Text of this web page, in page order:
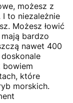
możesz z
I to niezależnie
Możesz łowić
bardzo
nawet 400
bowiem
które
morskich.